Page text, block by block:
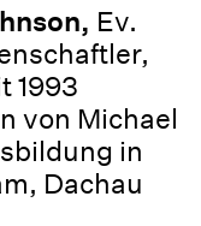
Ev.
1993
von Michael
in
Dachau